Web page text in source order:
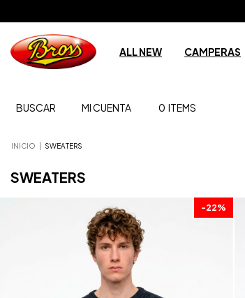
ALL NEW CAMPERAS
BUSCAR MI CUENTA 0 ITEMS
INICIO SWEATERS
SWEATERS
-22%